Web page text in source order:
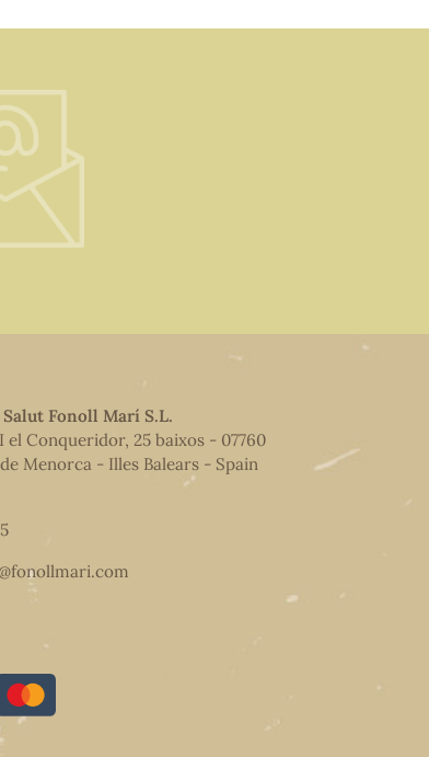
Fonoll Marí S.L.
el Conqueridor, 25 baixos - 07760
Menorca - Illes Balears - Spain